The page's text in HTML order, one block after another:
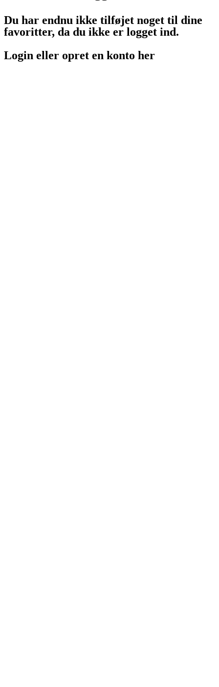
Du har endnu ikke tilføjet noget til dine
favoritter, da du ikke er logget ind.
Login eller opret en konto her